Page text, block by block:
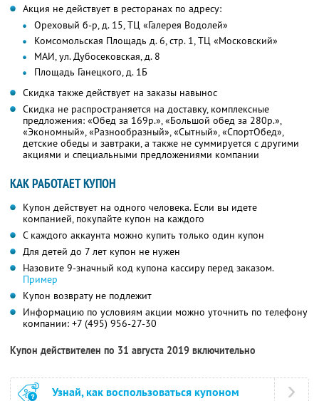
Акция не действует в ресторанах по адресу:
Ореховый б-р, д. 15, ТЦ «Галерея Водолей»
Комсомольская Площадь д. 6, стр. 1, ТЦ «Московский»
МАИ, ул. Дубосековская, д. 8
Площадь Ганецкого, д. 1Б
Скидка также действует на заказы навынос
Скидка не распространяется на доставку, комплексные
предложения: «Обед за 169р.», «Большой обед за 280р.»,
«Экономный», «Разнообразный», «Сытный», «СпортОбед»,
детские обеды и завтраки, а также не суммируется с другими
акциями и специальными предложениями компании
КАК РАБОТАЕТ КУПОН
Купон действует на одного человека. Если вы идете
компанией, покупайте купон на каждого
С каждого аккаунта можно купить только один купон
Для детей до 7 лет купон не нужен
Назовите 9-значный код купона кассиру перед заказом.
Пример
Купон возврату не подлежит
Информацию по условиям акции можно уточнить по телефону
компании: +7 (495) 956-27-30
Купон действителен по 31 августа 2019 включительно
Узнай, как воспользоваться купоном